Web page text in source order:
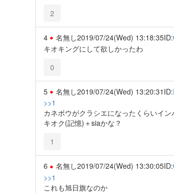
2
4 名無し2019/07/24(Wed) 13:18:35ID:
キオキングにして欲しかったわ
0
5 名無し2019/07/24(Wed) 13:20:31 ID:
>>1
カネボウがクラシエになったくらいイン
キオク(記憶)＋siaかな？
1
6 名無し2019/07/24(Wed) 13:30:05ID:
>>1
これも旭日旗なのか